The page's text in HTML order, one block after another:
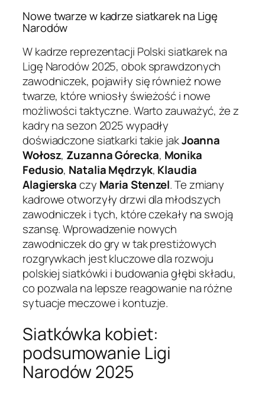
Nowe twarze w kadrze siatkarek na Ligę
Narodów
W kadrze reprezentacji Polski siatkarek na
Ligę Narodów 2025, obok sprawdzonych
zawodniczek, pojawiły się również nowe
twarze, które wniosły świeżość i nowe
możliwości taktyczne. Warto zauważyć, że z
kadry na sezon 2025 wypadły
doświadczone siatkarki takie jakJoanna
Wołosz, Zuzanna Górecka, Monika
Fedusio, Natalia Mędrzyk, Klaudia
Alagierskaczy Maria Stenzel. Te zmiany
kadrowe otworzyły drzwi dla młodszych
zawodniczek i tych, które czekały na swoją
szansę. Wprowadzenie nowych
zawodniczek do gry w tak prestiżowych
rozgrywkach jest kluczowe dla rozwoju
polskiej siatkówki i budowania głębi składu,
co pozwala na lepsze reagowanie na różne
sytuacje meczowe i kontuzje.
Siatkówka kobiet:
podsumowanie Ligi
Narodów 2025